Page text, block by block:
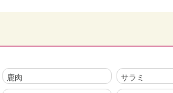
鹿肉 サラミ